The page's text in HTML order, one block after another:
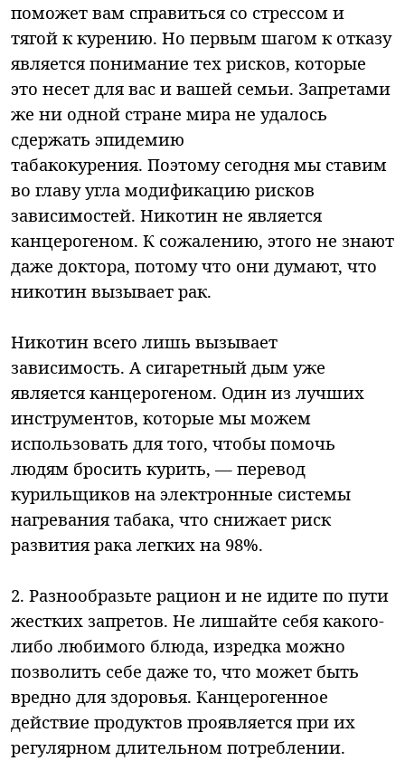
поможет вам справиться со стрессом и
тягой к курению. Но первым шагом к отказу
является понимание тех рисков, которые
это несет для вас и вашей семьи. Запретами
же ни одной стране мира не удалось
сдержать эпидемию
табакокурения. Поэтому сегодня мы ставим
во главу угла модификацию рисков
зависимостей. Никотин не является
канцерогеном. К сожалению, этого не знают
даже доктора, потому что они думают, что
никотин вызывает рак.
Никотин всего лишь вызывает
зависимость. А сигаретный дым уже
является канцерогеном. Один из лучших
инструментов, которые мы можем
использовать для того, чтобы помочь
людям бросить курить, — перевод
курильщиков на электронные системы
нагревания табака, что снижает риск
развития рака легких на 98%.
2. Разнообразьте рацион и не идите по пути
жестких запретов. Не лишайте себя какого-
либо любимого блюда, изредка можно
позволить себе даже то, что может быть
вредно для здоровья. Канцерогенное
действие продуктов проявляется при их
регулярном длительном потреблении.